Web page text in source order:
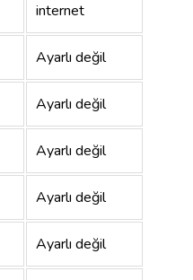
internet
Ayarlı değil
Ayarlı değil
Ayarlı değil
Ayarlı değil
Ayarlı değil